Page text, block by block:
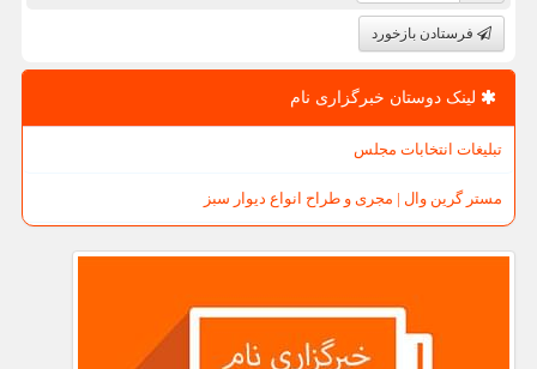
فرستادن بازخورد
لینک دوستان خبرگزاری نام
تبلیغات انتخابات مجلس
مستر گرین وال | مجری و طراح انواع دیوار سبز